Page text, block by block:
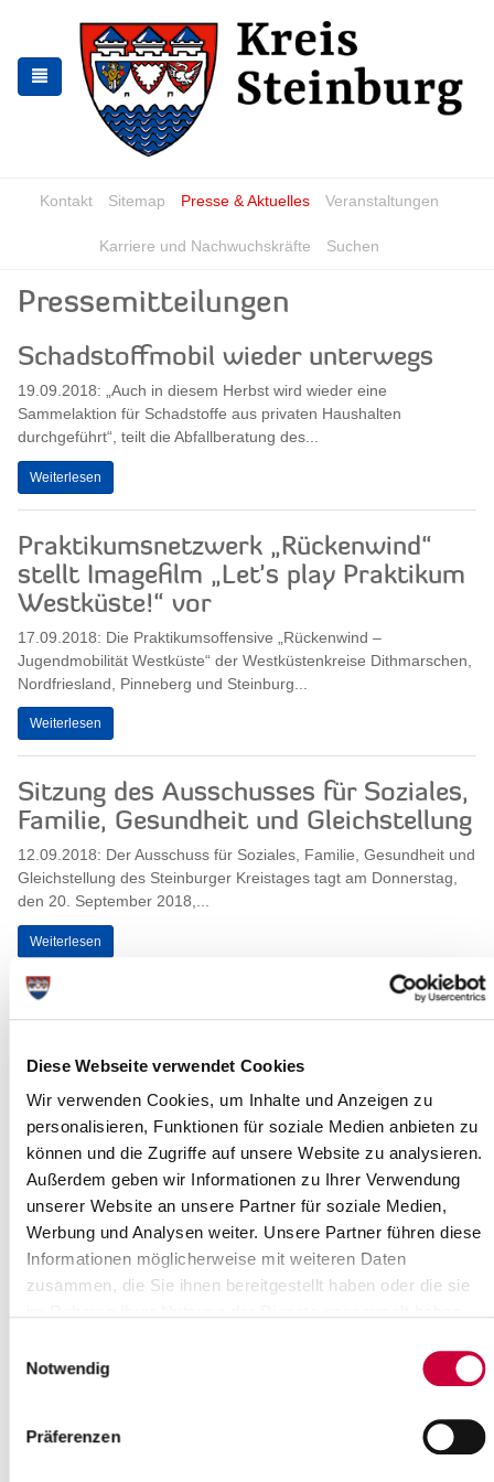
Diese Webseite verwendet Cookies
Wir verwenden Cookies, um Inhalte und Anzeigen zu
personalisieren, Funktionen für soziale Medien anbieten zu
können und die Zugriffe auf unsere Website zu analysieren.
Außerdem geben wir Informationen zu Ihrer Verwendung
unserer Website an unsere Partner für soziale Medien,
Werbung und Analysen weiter. Unsere Partner führen diese
Informationen möglicherweise mit weiteren Daten
zusammen, die Sie ihnen bereitgestellt haben oder die sie
Notwendig
Präferenzen
springen
springen
Kontakt Sitemap Presse & Aktuelles Veranstaltungen
Karriere und Nachwuchskräfte Suchen
Pressemitteilungen
Schadstoffmobil wieder unterwegs
19.09.2018: „Auch in diesem Herbst wird wieder eine
Sammelaktion für Schadstoffe aus privaten Haushalten
durchgeführt“, teilt die Abfallberatung des...
Weiterlesen
Praktikumsnetzwerk „Rückenwind“
stellt Imagefilm „Let’s play Praktikum
Westküste!“ vor
17.09.2018: Die Praktikumsoffensive „Rückenwind –
Jugendmobilität Westküste“ der Westküstenkreise Dithmarschen,
Nordfriesland, Pinneberg und Steinburg...
Weiterlesen
Sitzung des Ausschusses für Soziales,
Familie, Gesundheit und Gleichstellung
12.09.2018: Der Ausschuss für Soziales, Familie, Gesundheit und
Gleichstellung des Steinburger Kreistages tagt am Donnerstag,
den 20. September 2018,...
Weiterlesen
Wartungsarbeiten an der Klappbrücke
12.09.2018: Am Donnerstag, den 13.09.2018 kann es zwischen
8:30 Uhr und 15:00 Uhr an der Klappbrücke in Heiligenstedten
zeitweise zu Wartezeiten bis...
Weiterlesen
Sitzung des Hauptausschusses
12.09.2018: Am Mittwoch, den 19.09.2018, um 17.00 Uhr, tagt
der Hauptausschuss des Steinburger Kreistages.
12.09.2018: Am Dienstag, den 18.09.2018, um 16:30 Uhr findet
eine Sitzung des Ausschusses für Finanzen des Steinburger